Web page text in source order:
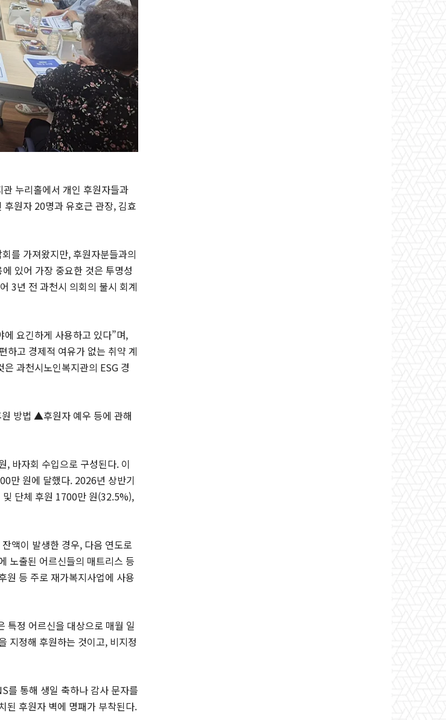
누리홀에서 개인 후원자들과
원자 20명과 유호근 관장, 김효
를 가져왔지만, 후원자분들과의
있어 가장 중요한 것은 투명성
3년 전 과천시 의회의 불시 회계
요긴하게 사용하고 있다”며,
하고 경제적 여유가 없는 취약 계
과천시노인복지관의 ESG 경
방법 ▲후원자 예우 등에 관해
, 바자회 수입으로 구성된다. 이
만 원에 달했다. 2026년 상반기
단체 후원 1700만 원(32.5%),
액이 발생한 경우, 다음 연도로
노출된 어르신들의 매트리스 등
원 등 주로 재가복지사업에 사용
특정 어르신을 대상으로 매월 일
지정해 후원하는 것이고, 비지정
를 통해 생일 축하나 감사 문자를
된 후원자 벽에 명패가 부착된다.